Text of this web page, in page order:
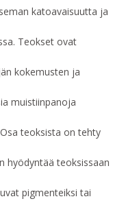
katoavaisuutta ja
Teokset ovat
kokemusten ja
muistiinpanoja
teoksista on tehty
hyödyntää teoksissaan
pigmenteiksi tai